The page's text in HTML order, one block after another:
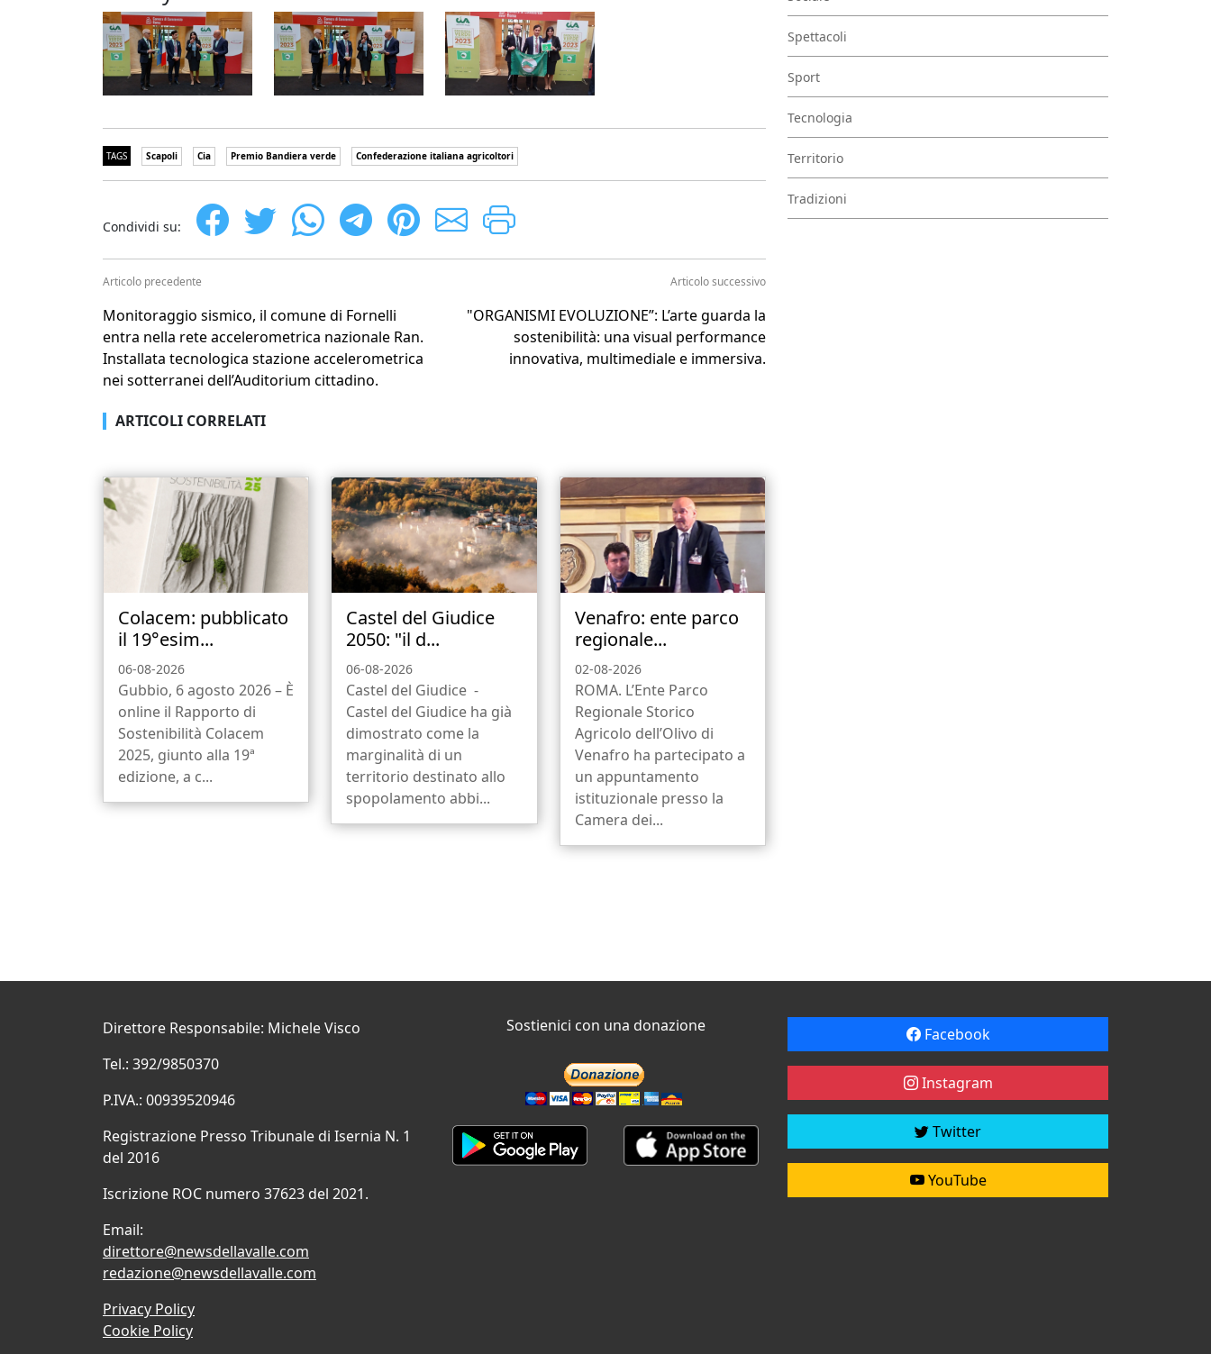
TAGS Scapoli Cia Premio Bandiera verde Confederazione italiana agricoltori
Condividi su:
Articolo precedente
Monitoraggio sismico, il comune di Fornelli
entra nella rete accelerometrica nazionale Ran.
Installata tecnologica stazione accelerometrica
nei sotterranei dell’Auditorium cittadino.
Articolo successivo
"ORGANISMI EVOLUZIONE”: L’arte guarda la
sostenibilità: una visual performance
innovativa, multimediale e immersiva.
ARTICOLI CORRELATI
Colacem: pubblicato
il 19°esim...
06-08-2026
Gubbio, 6 agosto 2026 – È
online il Rapporto di
Sostenibilità Colacem
2025, giunto alla 19ª
edizione, a c...
Castel del Giudice
2050: "il d...
06-08-2026
Castel del Giudice -
Castel del Giudice ha già
dimostrato come la
marginalità di un
territorio destinato allo
spopolamento abbi...
Venafro: ente parco
regionale...
02-08-2026
ROMA. L’Ente Parco
Regionale Storico
Agricolo dell’Olivo di
Venafro ha partecipato a
un appuntamento
istituzionale presso la
Camera dei...
Spettacoli
Sport
Tecnologia
Territorio
Tradizioni
Direttore Responsabile: Michele Visco
Tel.: 392/9850370
P.IVA.: 00939520946
Registrazione Presso Tribunale di Isernia N. 1
del 2016
Iscrizione ROC numero 37623 del 2021.
Email:
direttore@newsdellavalle.com
redazione@newsdellavalle.com
Privacy Policy
Cookie Policy
Sostienici con una donazione Facebook
Instagram
Twitter
YouTube